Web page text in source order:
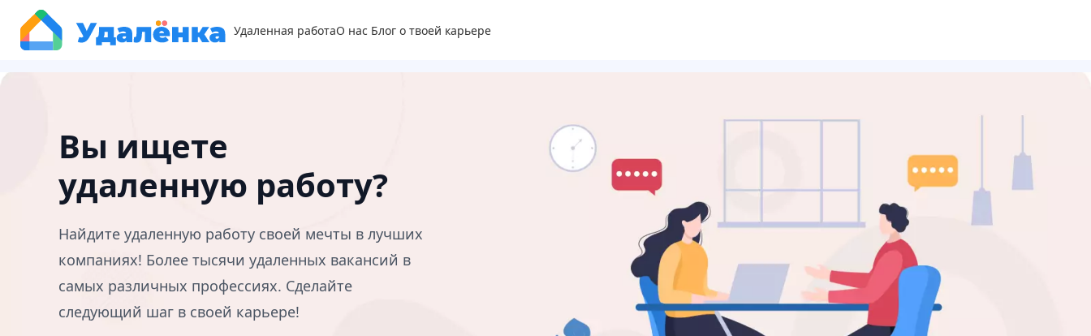
Удаленная работаО нас Блог о твоей карьере
Вы ищете
удаленную работу?
Найдите удаленную работу своей мечты в лучших
компаниях! Более тысячи удаленных вакансий в
самых различных профессиях. Сделайте
следующий шаг в своей карьере!